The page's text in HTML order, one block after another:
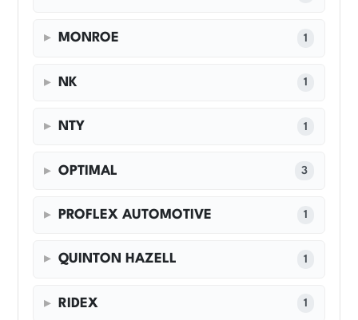
MONROE 1
NK 1
NTY 1
OPTIMAL 3
PROFLEX AUTOMOTIVE 1
QUINTON HAZELL 1
RIDEX 1